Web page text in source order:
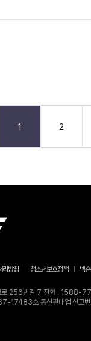
1 2
리방침 청소년보호정책 넥
판교로 256번길 7 전화 :
호 통신판매업 신고